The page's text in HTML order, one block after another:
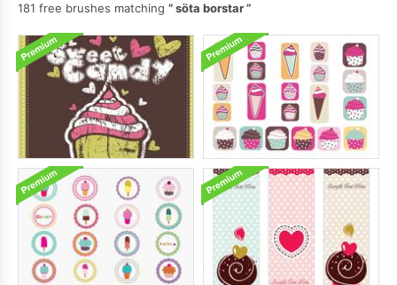
181 free brushes matching
söta borstar